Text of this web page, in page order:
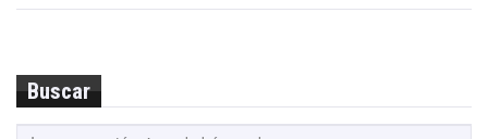
Buscar